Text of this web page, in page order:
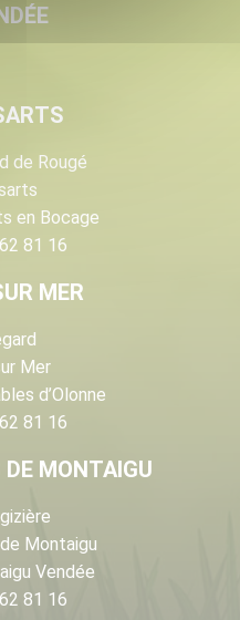
de Rougé
en Bocage
81 16
MER
Mer
d’Olonne
81 16
MONTAIGU
Montaigu
Vendée
81 16